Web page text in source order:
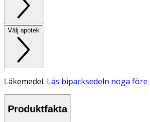
Välj apotek
Läkemedel. Läs bipacksedeln noga
Produktfakta